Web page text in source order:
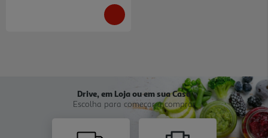
Drive, em Loja ou em sua Casa
Escolha para começar a comprar